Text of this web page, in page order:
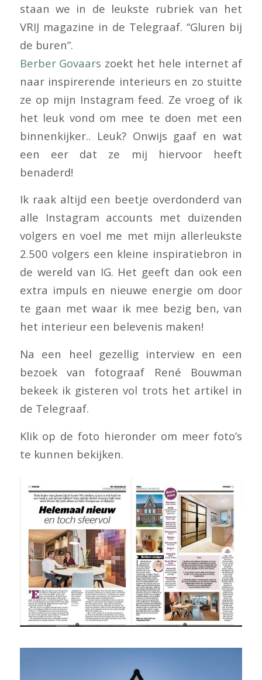
staan we in de leukste rubriek van het
VRIJ magazine in de Telegraaf. “Gluren bij
de buren”.
Berber Govaars zoekt het hele internet af
naar inspirerende interieurs en zo stuitte
ze op mijn Instagram feed. Ze vroeg of ik
het leuk vond om mee te doen met een
binnenkijker.. Leuk? Onwijs gaaf en wat
een eer dat ze mij hiervoor heeft
benaderd!
Ik raak altijd een beetje overdonderd van
alle Instagram accounts met duizenden
volgers en voel me met mijn allerleukste
2.500 volgers een kleine inspiratiebron in
de wereld van IG. Het geeft dan ook een
extra impuls en nieuwe energie om door
te gaan met waar ik mee bezig ben, van
het interieur een belevenis maken!
Na een heel gezellig interview en een
bezoek van fotograaf René Bouwman
bekeek ik gisteren vol trots het artikel in
de Telegraaf.
Klik op de foto hieronder om meer foto’s
te kunnen bekijken.